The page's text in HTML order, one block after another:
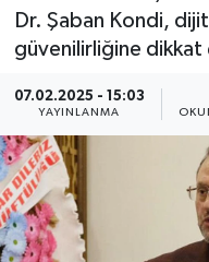
Dr. Şaban Kondi,
güvenilirliğine dikkat
07.02.2025 - 15:03
YAYINLANMA
Amasya
Ankara
Antalya
Ardahan
Diyanet Takvimi
Dualar
Hadislerle İslam
Kudüs
DİYANET eKİTAP
Diyanet Dergi
TDV
Hutbeler
Tüm Manşetler
Son Dakika
Haber Arşivi